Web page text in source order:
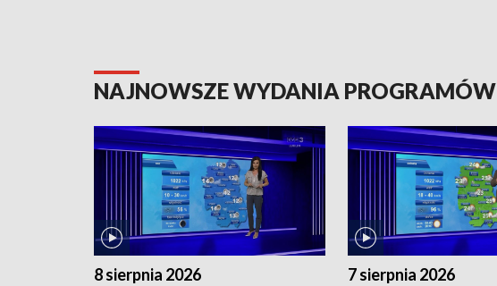
NAJNOWSZE WYDANIA PROGRAMÓW
8 sierpnia 2026 7 sierpnia 2026